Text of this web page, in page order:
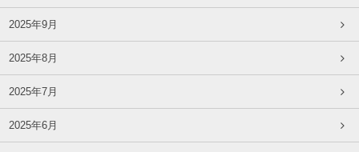
2025年9月
2025年8月
2025年7月
2025年6月